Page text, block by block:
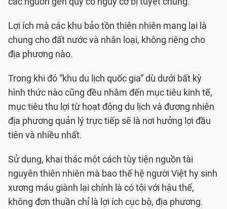
Lợi ích mà các khu bảo tồn thiên nhiên mang lại là
chung cho đất nước và nhân loại, không riêng cho
địa phương nào.
Trong khi đó “khu du lịch quốc gia” dù dưới bất kỳ
hình thức nào cũng đều nhằm đến mục tiêu kinh tế,
mục tiêu thu lợi từ hoạt động du lịch và đương nhiên
địa phương quản lý trực tiếp sẽ là nơi hưởng lợi đầu
tiên và nhiều nhất.
Sử dụng, khai thác một cách tùy tiện nguồn tài
nguyên thiên nhiên mà bao thế hệ người Việt hy sinh
xương máu giành lại chính là có tội với hậu thế,
không đơn thuần chỉ là lợi ích cục bộ, địa phương.